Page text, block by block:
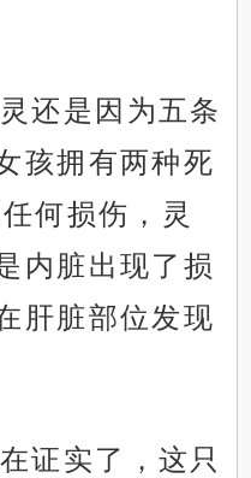
还是因为五条
孩拥有两种死
何损伤，灵
内脏出现了损
肝脏部位发现
证实了，这只